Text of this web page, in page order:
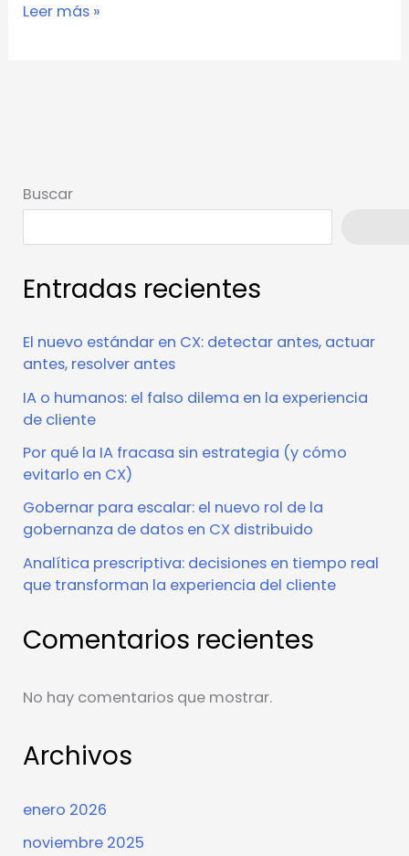
Leer más »
Buscar
Entradas recientes
El nuevo estándar en CX: detectar antes, actuar
antes, resolver antes
IA o humanos: el falso dilema en la experiencia
de cliente
Por qué la IA fracasa sin estrategia (y cómo
evitarlo en CX)
Gobernar para escalar: el nuevo rol de la
gobernanza de datos en CX distribuido
Analítica prescriptiva: decisiones en tiempo real
que transforman la experiencia del cliente
Comentarios recientes
No hay comentarios que mostrar.
Archivos
enero 2026
noviembre 2025